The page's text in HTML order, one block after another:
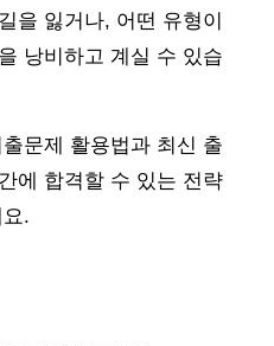
을 잃거나, 어떤 유형이
낭비하고 계실 수 있습
문제 활용법과 최신 출
에 합격할 수 있는 전략
.